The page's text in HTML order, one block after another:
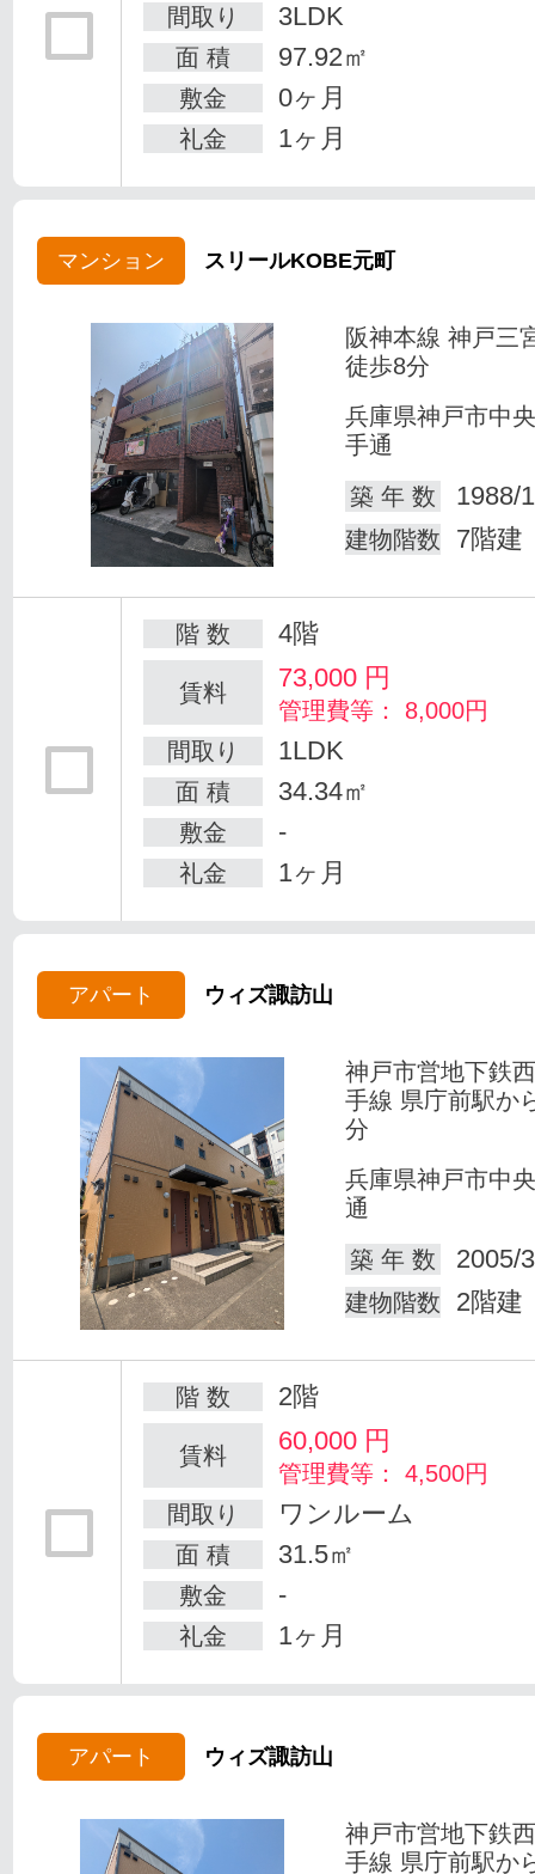
間取り
3LDK
面 積 97.92㎡
敷金 0ヶ月
礼金 1ヶ月
マンション スリールKOBE元町
阪神本線 神戸三
徒歩8分
兵庫県神戸市中
手通
築 年 数
1988/
建物階数 7階建
階 数 4階
賃料 73,000 円
管理費等： 8,000円
間取り
1LDK
面 積 34.34㎡
敷金 -
礼金 1ヶ月
アパート ウィズ諏訪山
神戸市営地下鉄
手線 県庁前駅か
分
兵庫県神戸市中
通
築 年 数
2005/
建物階数 2階建
階 数 2階
賃料 60,000 円
管理費等： 4,500円
間取り
ワンルーム
面 積 31.5㎡
敷金 -
礼金 1ヶ月
アパート ウィズ諏訪山
神戸市営地下鉄
手線 県庁前駅か